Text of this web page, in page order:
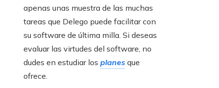
apenas unas muestra de las muchas
tareas que Delego puede facilitar con
su software de última milla. Si deseas
evaluar las virtudes del software, no
dudes en estudiar los planes que
ofrece.